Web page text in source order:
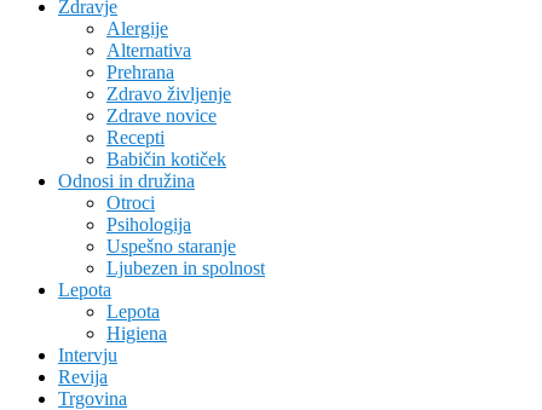
Zdravje
Alergije
Alternativa
Prehrana
Zdravo življenje
Zdrave novice
Recepti
Babičin kotiček
Odnosi in družina
Otroci
Psihologija
Uspešno staranje
Ljubezen in spolnost
Lepota
Lepota
Higiena
Intervju
Revija
Trgovina